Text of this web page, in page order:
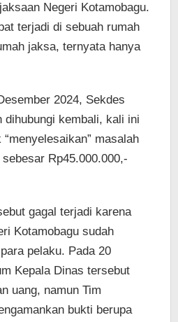
Negeri Kotamobagu.
terjadi di sebuah rumah
jaksa, ternyata hanya
2024, Sekdes
dihubungi kembali, kali ini
masalah
Rp45.000.000,-
gagal terjadi karena
Kotamobagu sudah
pelaku. Pada 20
Kepala Dinas tersebut
uang, namun Tim
bukti berupa